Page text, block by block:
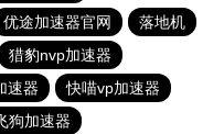
优途加速器官网
落地机
猎豹nvp加速器
速器
快喵vp加速器
狗加速器